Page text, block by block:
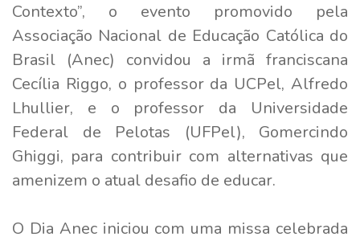
Contexto”, o evento promovido pela
Associação Nacional de Educação Católica do
Brasil (Anec) convidou a irmã franciscana
Cecília Riggo, o professor da UCPel, Alfredo
Lhullier, e o professor da Universidade
Federal de Pelotas (UFPel), Gomercindo
Ghiggi, para contribuir com alternativas que
amenizem o atual desafio de educar.
O Dia Anec iniciou com uma missa celebrada